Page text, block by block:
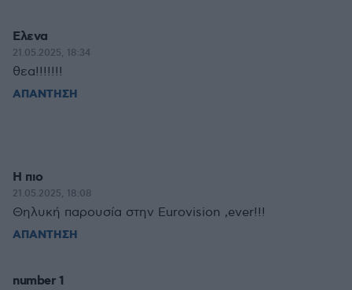
Ελενα
21.05.2025, 18:34
θεα!!!!!!!
ΑΠΑΝΤΗΣΗ
Η πιο
21.05.2025, 18:08
Θηλυκή παρουσία στην Eurovision ,ever!!!
ΑΠΑΝΤΗΣΗ
number 1